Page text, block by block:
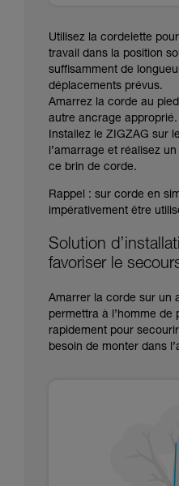
Utilisez la cordelette
travail dans la position
suffisamment de
déplacements prévus.
Amarrez la corde au
autre ancrage approprié.
Installez le ZIGZAG sur
l’amarrage et réalisez
ce brin de corde.
Rappel : sur corde en
impérativement être
Solution
favoriser le
Amarrer la corde sur un
permettra à l’homme de
rapidement pour
besoin de monter dans